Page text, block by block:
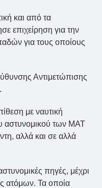
και από τα
επιχείρηση για την
για τους οποίους
Αντιμετώπισης
με ναυτική
αστυνομικού των ΜΑΤ
αλλά και σε αλλά
πηγές, μέχρι
ατόμων. Τα οποία